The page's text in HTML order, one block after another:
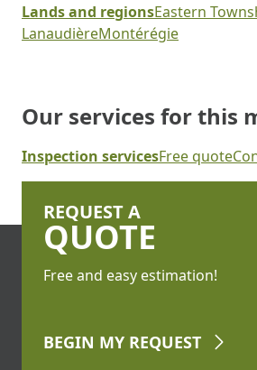
Lands and regionsEastern
LanaudièreMontérégie
Our services for this
Inspection servicesFree quote
REQUEST A
QUOTE
Free and easy estimation!
BEGIN MY REQUEST